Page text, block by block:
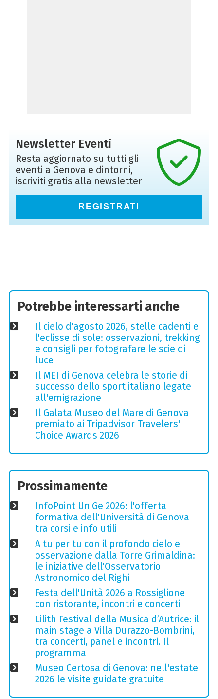
Newsletter Eventi
Resta aggiornato su tutti gli
eventi a Genova e dintorni,
iscriviti gratis alla newsletter
REGISTRATI
Potrebbe interessarti anche
Il cielo d'agosto 2026, stelle cadenti e
l'eclisse di sole: osservazioni, trekking
e consigli per fotografare le scie di
luce
Il MEI di Genova celebra le storie di
successo dello sport italiano legate
all'emigrazione
Il Galata Museo del Mare di Genova
premiato ai Tripadvisor Travelers'
Choice Awards 2026
Prossimamente
InfoPoint UniGe 2026: l'offerta
formativa dell'Università di Genova
tra corsi e info utili
A tu per tu con il profondo cielo e
osservazione dalla Torre Grimaldina:
le iniziative dell'Osservatorio
Astronomico del Righi
Festa dell'Unità 2026 a Rossiglione
con ristorante, incontri e concerti
Lilith Festival della Musica d’Autrice: il
main stage a Villa Durazzo-Bombrini,
tra concerti, panel e incontri. Il
programma
Museo Certosa di Genova: nell'estate
2026 le visite guidate gratuite